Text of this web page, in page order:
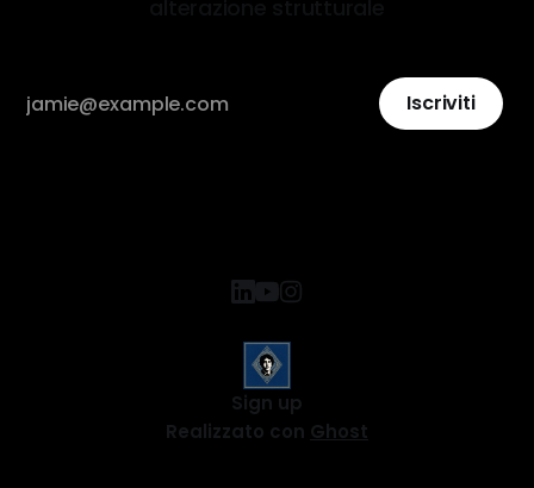
Iscriviti
Sign up
Realizzato con Ghost